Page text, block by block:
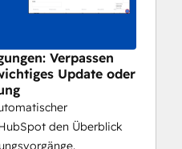
Verpassen
Update oder
den Überblick